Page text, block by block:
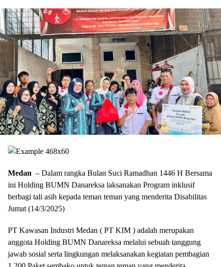
Medan – Dalam rangka Bulan Suci Ramadhan 1446 H Bersama
ini Holding BUMN Danareksa laksanakan Program inklusif
berbagi tali asih kepada teman teman yang menderita Disabilitas
Jumat (14/3/2025)
PT Kawasan Industri Medan ( PT KIM ) adalah merupakan
anggota Holding BUMN Danareksa melalui sebuah tanggung
jawab sosial serta lingkungan melaksanakan kegiatan pembagian